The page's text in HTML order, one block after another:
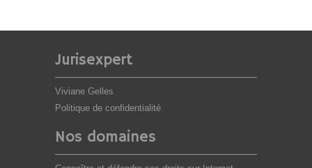
Jurisexpert
Viviane Gelles
Politique de confidentialité
Nos domaines